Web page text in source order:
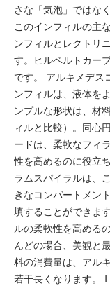
さな「気泡」ではな
このインフィルの主
ンフィルとレクトリ
す。ヒルベルトカー
です。 アルキメデス
ンフィルは、液体を
ンプルな形状は、材
ィルと比較）。同心
ードは、柔軟なフィ
性を高めるのに役立
ラムスパイラルは、
きなコンパートメン
填することができま
ルの柔軟性を高める
んどの場合、美観と
料の消費量は、アル
若干長くなります。